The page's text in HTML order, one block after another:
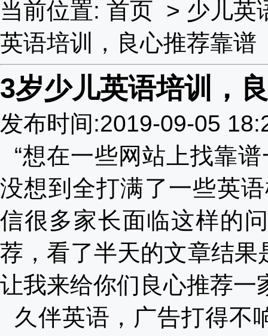
当前位置: 首页 > 少儿英
英语培训，良心推荐靠谱
3岁少儿英语培训，
发布时间:2019-09-05
“想在一些网站上找靠
没想到全打满了一些英
信很多家长面临这样的
荐，看了半天的文章结
让我来给你们良心推荐一
久伴英语，广告打得不